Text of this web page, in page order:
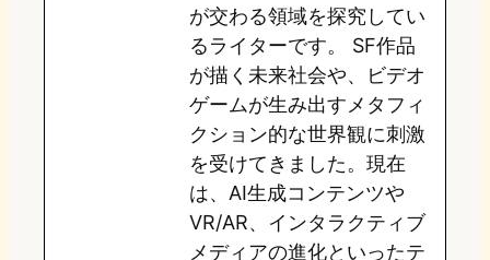
n
k
が交わる領域を探究してい
るライターです。 SF作品
が描く未来社会や、ビデオ
ゲームが生み出すメタフィ
クション的な世界観に刺激
を受けてきました。現在
は、AI生成コンテンツや
VR/AR、インタラクティブ
メディアの進化といったテ